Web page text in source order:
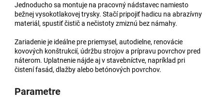
Jednoducho sa montuje na pracovný nádstavec namiesto
bežnej vysokotlakovej trysky. Stačí pripojiť hadicu na abrazívny
materiál, spustiť čistič a nečistoty zmiznú bez námahy.
Zariadenie je ideálne pre priemysel, autodielne, renovácie
kovových konštrukcií, údržbu strojov a prípravu povrchov pred
náterom. Uplatnenie nájde aj v stavebníctve, napríklad pri
čistení fasád, dlažby alebo betónových povrchov.
Parametre